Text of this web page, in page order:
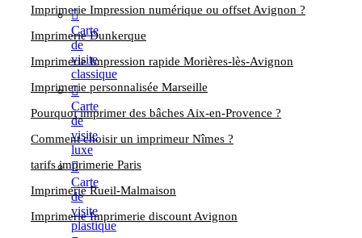
Carte
de
visite
classique
Carte
de
visite
luxe
Carte
de
visite
plastique
Imprimerie Impression numérique ou offset Avignon ?
Imprimerie Dunkerque
Imprimerie Impression rapide Morières-lès-Avignon
Imprimerie personnalisée Marseille
Pourquoi imprimer des bâches Aix-en-Provence ?
Comment choisir un imprimeur Nîmes ?
tarifs imprimerie Paris
Imprimerie Rueil-Malmaison
Imprimerie Imprimerie discount Avignon